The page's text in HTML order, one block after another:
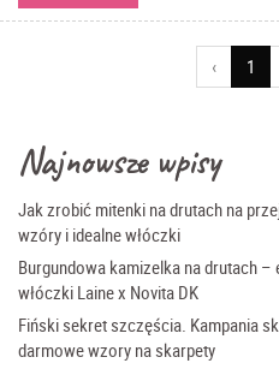
‹ 1
c
n
)
Najnowsze wpisy
Jak zrobić mitenki na drutach na
wzóry i idealne włóczki
Burgundowa kamizelka na drutach
włóczki Laine x Novita DK
Fiński sekret szczęścia. Kampania
darmowe wzory na skarpety